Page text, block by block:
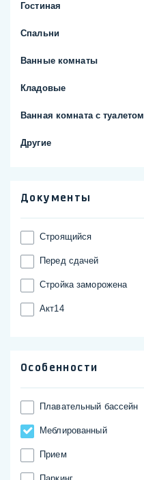
Гостиная
Спальни
Ванные комнаты
Кладовые
Ванная комната с туалетом
Другие
Документы
Строящийся
Перед сдачей
Стройка заморожена
Акт14
Особенности
Плавательный бассейн
Меблированный
Прием